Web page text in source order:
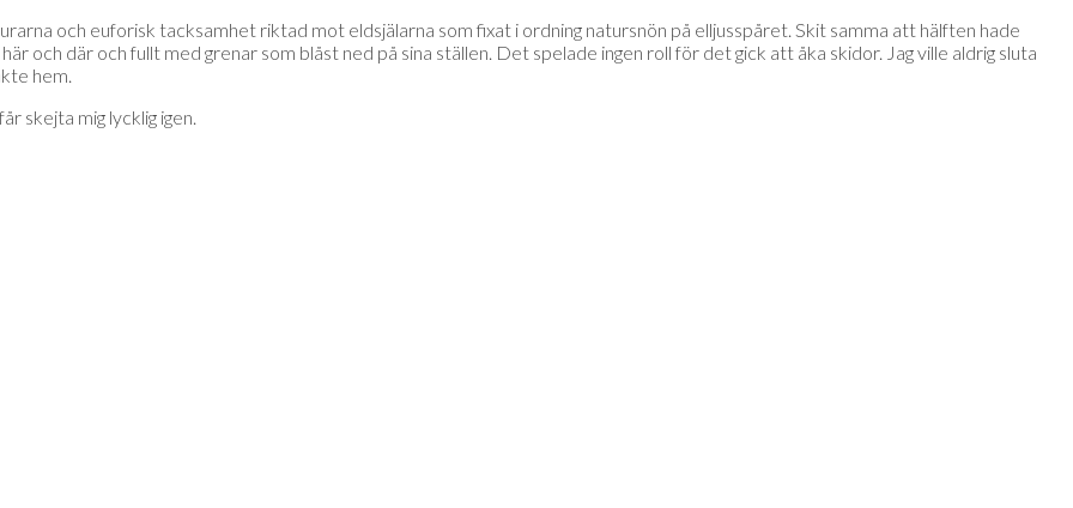
och euforisk tacksamhet riktad mot eldsjälarna som fixat i ordning natursnön på elljusspåret. Skit samma att hälften hade
och där och fullt med grenar som blåst ned på sina ställen. Det spelade ingen roll för det gick att åka skidor. Jag ville aldrig sluta
hem.
skejta mig lycklig igen.